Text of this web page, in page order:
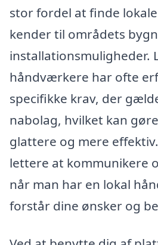
stor fordel at finde
kender til områdets
installationsmuligheder.
håndværkere har ofte
specifikke krav, der
nabolag, hvilket kan
glattere og mere
lettere at kommunikere
når man har en lokal
forstår dine ønsker og